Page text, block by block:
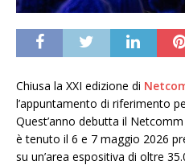
Chiusa la XXI edizione di
l’appuntamento di riferimento
Quest’anno debutta il Netcomm
è tenuto il 6 e 7 maggio 2026
su un’area espositiva di oltre